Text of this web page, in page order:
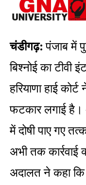
चंडीगढ़:पंजाब में
बिश्नोई का टीवी
हरियाणा हाई
फटकार लगाई है।
में दोषी पाए गए
अभी तक कार्रवाई
अदालत ने कहा